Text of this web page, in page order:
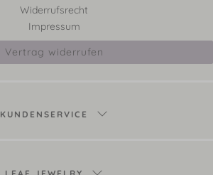
Widerrufsrecht
Impressum
Vertrag widerrufen
KUNDENSERVICE